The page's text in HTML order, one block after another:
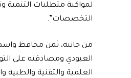
لمواكبة متطلبات التنمية
التخصصات”.
من جانبه، ثمن محافظ واسط
العبودي ومصادقته على
العلمية والتقنية والطبية